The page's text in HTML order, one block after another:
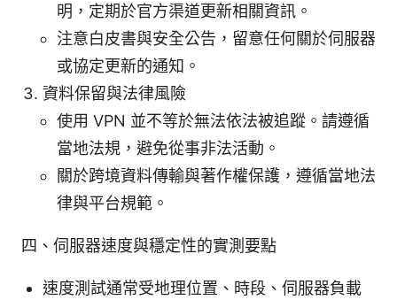
明，定期於官方渠道更新相關資訊。
注意白皮書與安全公告，留意任何關於伺服器
或協定更新的通知。
資料保留與法律風險
使用 VPN 並不等於無法依法被追蹤。請遵循
當地法規，避免從事非法活動。
關於跨境資料傳輸與著作權保護，遵循當地法
律與平台規範。
四、伺服器速度與穩定性的實測要點
速度測試通常受地理位置、時段、伺服器負載